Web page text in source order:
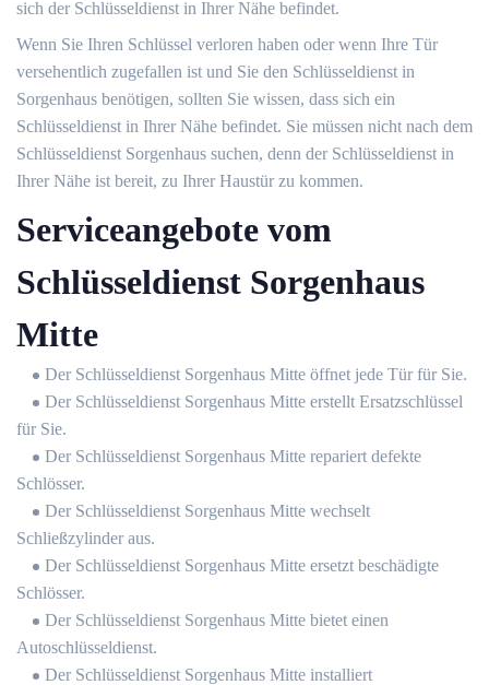
sich der Schlüsseldienst in Ihrer Nähe befindet.
Wenn Sie Ihren Schlüssel verloren haben oder wenn Ihre Tür
versehentlich zugefallen ist und Sie den Schlüsseldienst in
Sorgenhaus benötigen, sollten Sie wissen, dass sich ein
Schlüsseldienst in Ihrer Nähe befindet. Sie müssen nicht nach dem
Schlüsseldienst Sorgenhaus suchen, denn der Schlüsseldienst in
Ihrer Nähe ist bereit, zu Ihrer Haustür zu kommen.
Serviceangebote vom
Schlüsseldienst Sorgenhaus
Mitte
Der Schlüsseldienst Sorgenhaus Mitte öffnet jede Tür für Sie.
Der Schlüsseldienst Sorgenhaus Mitte erstellt Ersatzschlüssel
für Sie.
Der Schlüsseldienst Sorgenhaus Mitte repariert defekte
Schlösser.
Der Schlüsseldienst Sorgenhaus Mitte wechselt
Schließzylinder aus.
Der Schlüsseldienst Sorgenhaus Mitte ersetzt beschädigte
Schlösser.
Der Schlüsseldienst Sorgenhaus Mitte bietet einen
Autoschlüsseldienst.
Der Schlüsseldienst Sorgenhaus Mitte installiert